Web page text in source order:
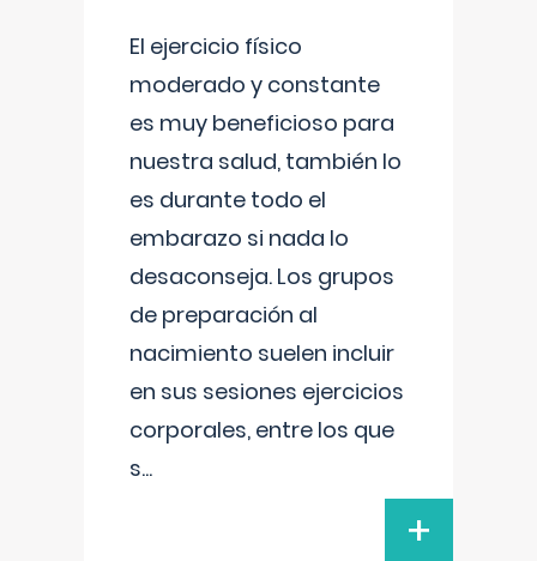
El ejercicio físico
moderado y constante
es muy beneficioso para
nuestra salud, también lo
es durante todo el
embarazo si nada lo
desaconseja. Los grupos
de preparación al
nacimiento suelen incluir
en sus sesiones ejercicios
corporales, entre los que
s...
+